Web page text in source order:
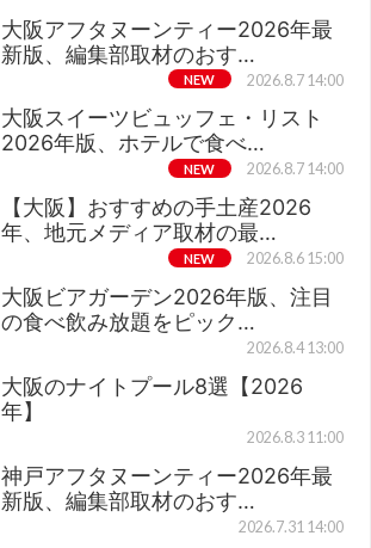
大阪アフタヌーンティー2026年最
新版、編集部取材のおす…
NEW 2026.8.7 14:00
大阪スイーツビュッフェ・リスト
2026年版、ホテルで食べ…
NEW 2026.8.7 14:00
【大阪】おすすめの手土産2026
年、地元メディア取材の最…
NEW 2026.8.6 15:00
大阪ビアガーデン2026年版、注目
の食べ飲み放題をピック…
2026.8.4 13:00
大阪のナイトプール8選【2026
年】
2026.8.3 11:00
神戸アフタヌーンティー2026年最
新版、編集部取材のおす…
2026.7.31 14:00